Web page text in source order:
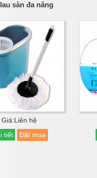
sàn đa năng
Giá:Liên hệ
tiết
Đặt mua